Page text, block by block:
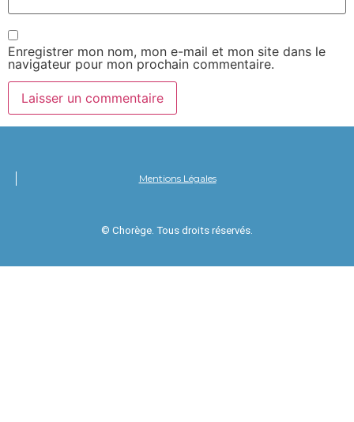
Enregistrer mon nom, mon e-mail et mon site dans le
navigateur pour mon prochain commentaire.
Mentions Légales
© Chorège. Tous droits réservés.